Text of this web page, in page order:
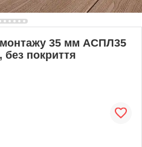
монтажу 35 мм АСПЛ35
без покриття